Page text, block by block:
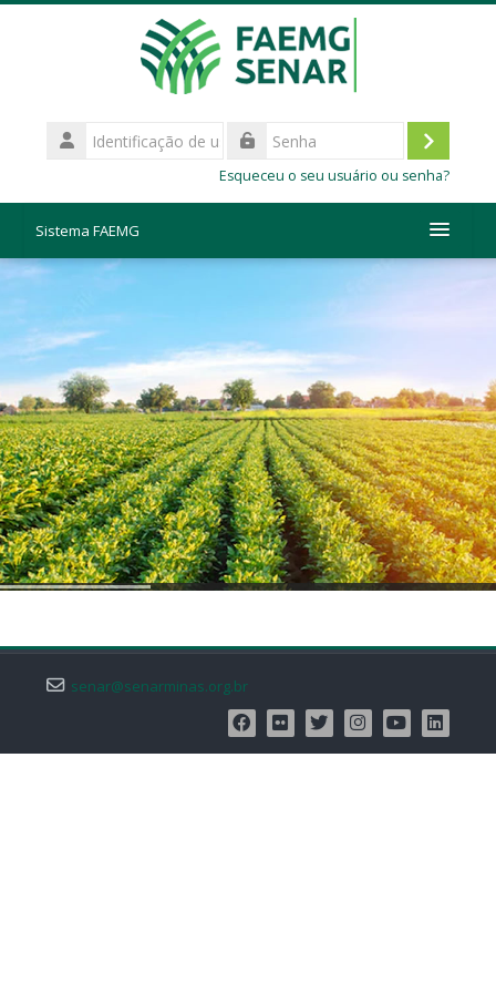
Identificação
de
E-
Acessar
Esqueceu o seu usuário ou senha?
Sistema FAEMG
Depoimentos
Biblioteca
Suporte Online
Fale Conosco
Buscar
cursos
Enviar
senar@senarminas.org.br